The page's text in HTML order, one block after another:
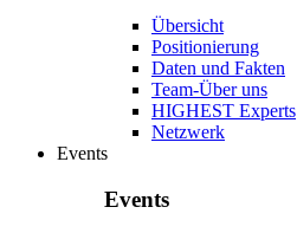
Übersicht
Positionierung
Daten und Fakten
Team-Über uns
HIGHEST Experts
Netzwerk
Events
Events